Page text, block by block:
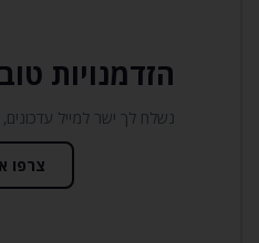
הזדמנויות
נשלח לך ישר למייל
צרפו